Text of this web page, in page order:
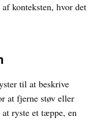
konteksten, hvor det
til at beskrive
at fjerne støv eller
ryste et tæppe, en